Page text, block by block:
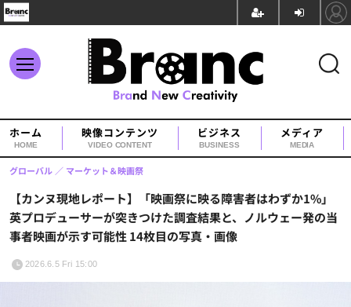
ホーム
HOME
映像コンテンツ
VIDEO CONTENT
ビジネス
BUSINESS
メディア
MEDIA
【カンヌ現地レポート】「映画祭に映る障害者はわずか1%」
英プロデューサーが突きつけた調査結果と、ノルウェー発の当
事者映画が示す可能性 14枚目の写真・画像
グローバル マーケット＆映画祭
2026.6.5 Fri 15:00